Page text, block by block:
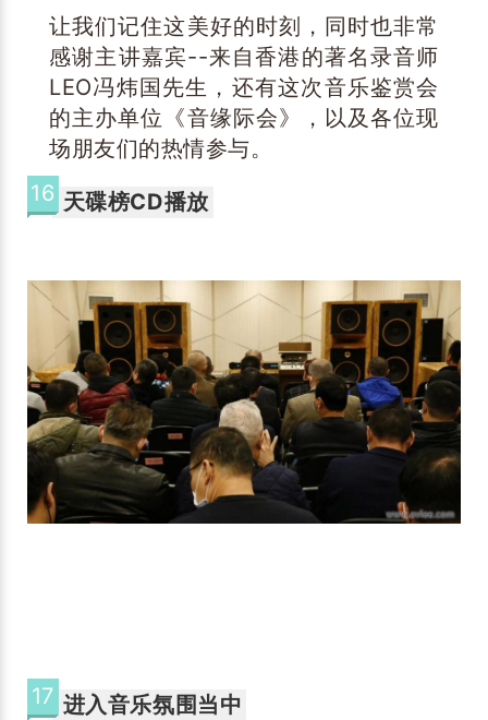
让我们记住这美好的时刻，同时也非常
感谢主讲嘉宾--来自香港的著名录音师
LEO冯炜国先生，还有这次音乐鉴赏会
的主办单位《音缘际会》，以及各位现
场朋友们的热情参与。
16 天碟榜CD播放
17 进入音乐氛围当中